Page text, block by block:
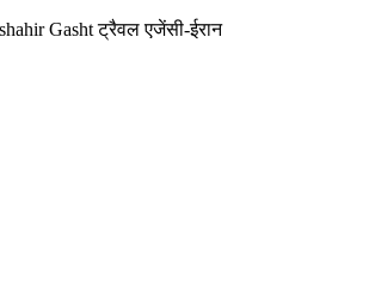
Gasht ट्रैवल एजेंसी-ईरान